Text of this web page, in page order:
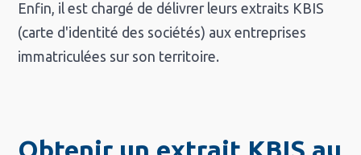
Enfin, il est chargé de délivrer leurs extraits KBIS
(carte d'identité des sociétés) aux entreprises
immatriculées sur son territoire.